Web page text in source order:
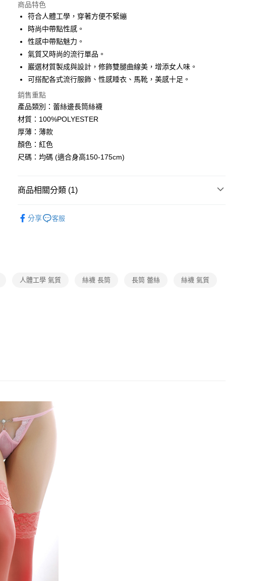
LINE Pay
Apple Pay
街口支付
悠遊付
運送方式
全家取貨付款
每筆NT$60，滿NT$600(含以上)免運費
每筆NT$60，滿NT$600(含以上)免運費
每筆NT$60，滿NT$600(含以上)免運費
每筆NT$80，滿NT$600(含以上)免運費
商品特色
符合人體工學，穿著方便不緊繃
時尚中帶點性感。
性感中帶點魅力。
氣質又時尚的流行單品。
巖選材質製成與設計，修飾雙腿曲線美，增添女人味。
可搭配各式流行服飾、性感睡衣、馬靴，美感十足。
銷售重點
產品類別：蕾絲邊長筒絲襪
材質：100%POLYESTER
厚薄：薄款
顏色：紅色
尺碼：均碼 (適合身高150-175cm)
商品相關分類 (1)
分享
客服
人體工學 氣質 絲襪 長筒 長筒 蕾絲 絲襪 氣質